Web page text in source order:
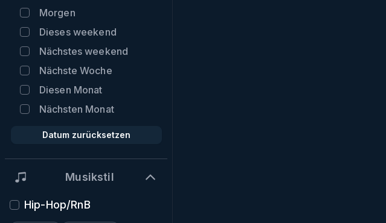
Morgen
Dieses weekend
Nächstes weekend
Nächste Woche
Diesen Monat
Nächsten Monat
Datum zurücksetzen
Musikstil
Hip-Hop/RnB